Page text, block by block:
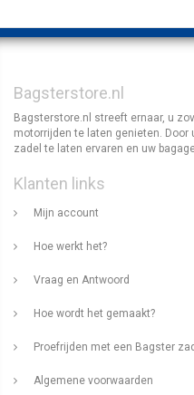
Bagsterstore.nl
Bagsterstore.nl streeft ernaar, u
motorrijden te laten genieten. Door
zadel te laten ervaren en uw
Klanten links
Mijn account
Hoe werkt het?
Vraag en Antwoord
Hoe wordt het gemaakt?
Proefrijden met een Bagster
Algemene voorwaarden